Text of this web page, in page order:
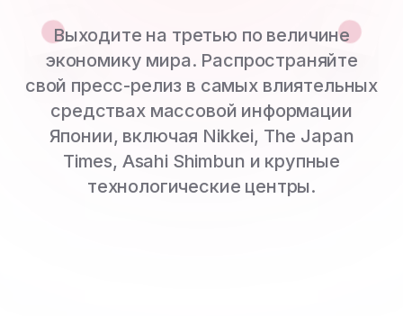
Выходите на третью по величине
экономику мира. Распространяйте
свой пресс-релиз в самых влиятельных
средствах массовой информации
Японии, включая Nikkei, The Japan
Times, Asahi Shimbun и крупные
технологические центры.